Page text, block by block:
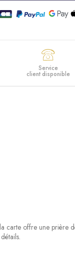
Service
client disponible
carte offre une prière